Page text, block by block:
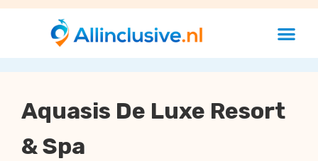
Aquasis De Luxe Resort
& Spa